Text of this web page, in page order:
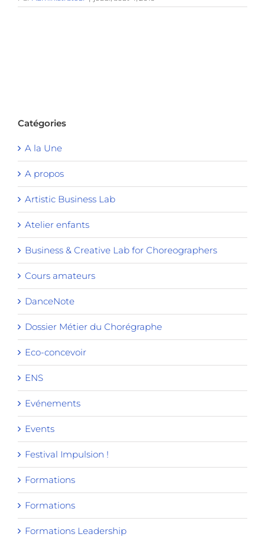
Catégories
A la Une
A propos
Artistic Business Lab
Atelier enfants
Business & Creative Lab for Choreographers
Cours amateurs
DanceNote
Dossier Métier du Chorégraphe
Eco-concevoir
ENS
Evénements
Events
Festival Impulsion !
Formations
Formations
Formations Leadership